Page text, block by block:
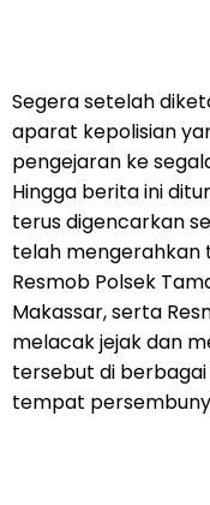
Segera setelah
aparat kepolisian
pengejaran ke
Hingga berita ini
terus digencarkan
telah mengerahkan
Resmob Polsek
Makassar, serta
melacak jejak dan
tersebut di
tempat